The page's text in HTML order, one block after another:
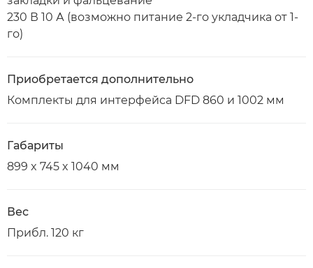
230 В 10 А (возможно питание 2-го укладчика от 1-
го)
Приобретается дополнительно
Комплекты для интерфейса DFD 860 и 1002 мм
Габариты
899 x 745 x 1040 мм
Вес
Прибл. 120 кг